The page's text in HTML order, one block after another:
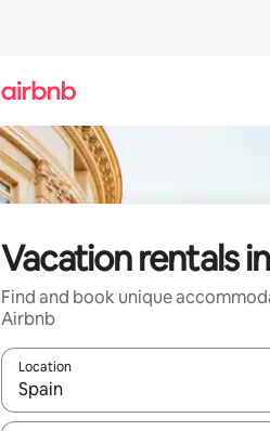
Vacation rentals
Find and book unique
Airbnb
Location
When results are available,